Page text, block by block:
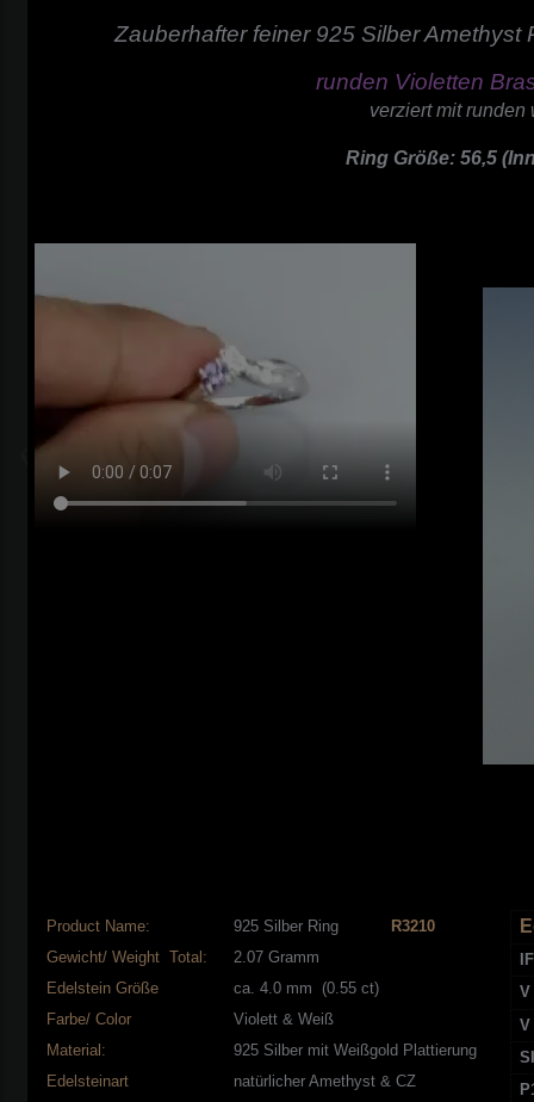
Zauberhafter feiner 925 Silber Amethyst
runden Violetten
verziert mit runden
Ring Größe: 56,5
Product Name: 925 Silber Ring
R3210
Gewicht/ Weight Total:
2.07 Gramm
Edelstein Größe
ca. 4.0 mm (0.55 ct)
Farbe/ Color
Violett & Weiß
Material:
925 Silber mit Weißgold Plattierung
Edelsteinart
natürlicher Amethyst & CZ
IF
V
V